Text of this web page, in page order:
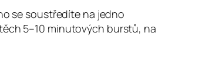
se soustředíte na jedno
5–10 minutových burstů, na